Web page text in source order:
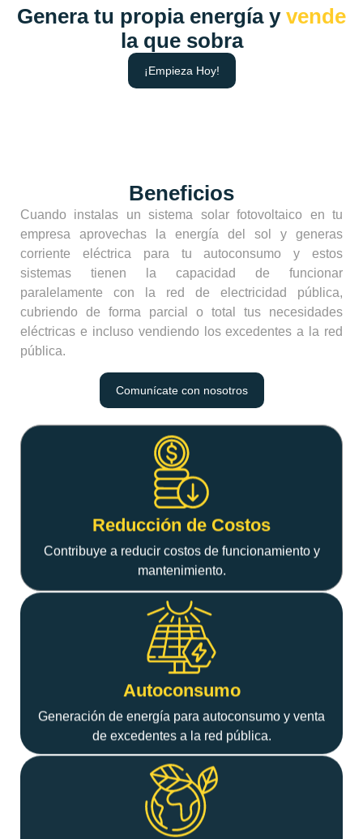
Genera tu propia energía y vende
la que sobra
¡Empieza Hoy!
Beneficios
Cuando instalas un sistema solar fotovoltaico en tu
empresa aprovechas la energía del sol y generas
corriente eléctrica para tu autoconsumo y estos
sistemas tienen la capacidad de funcionar
paralelamente con la red de electricidad pública,
cubriendo de forma parcial o total tus necesidades
eléctricas e incluso vendiendo los excedentes a la red
pública.
Comunícate con nosotros
Reducción de Costos
Contribuye a reducir costos de funcionamiento y
mantenimiento.
Autoconsumo
Generación de energía para autoconsumo y venta
de excedentes a la red pública.